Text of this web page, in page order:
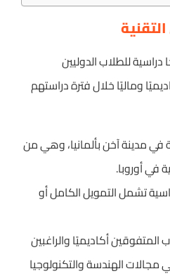
للطلاب الدوليين
وماليًا خلال فترة دراستهم
في مدينة آخن بألمانيا، وهي من
في أوروبا.
تشمل التمويل الكامل أو
أكاديميًا والراغبين
الهندسة والتكنولوجيا